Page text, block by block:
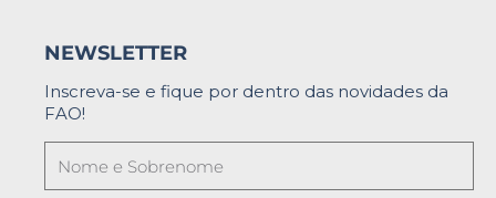
NEWSLETTER
Inscreva-se e fique por dentro das novidades da
FAO!